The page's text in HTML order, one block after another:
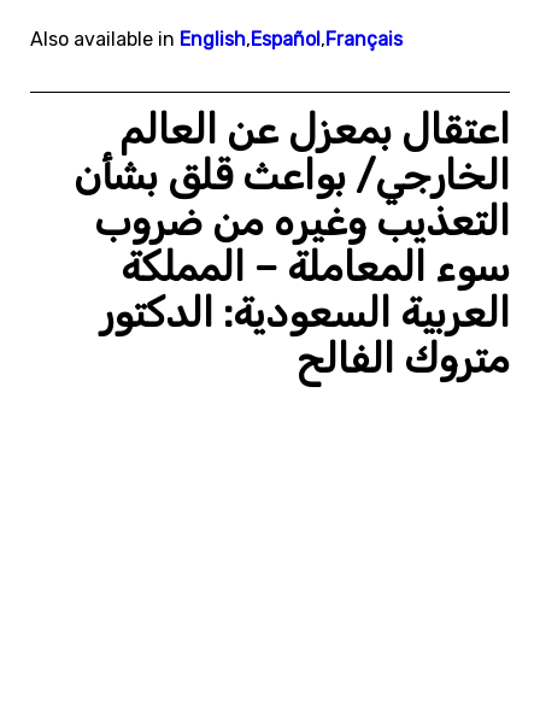
Also available in English,Español,Français
اعتقال بمعزل عن العالم
الخارجي/ بواعث قلق بشأن
التعذيب وغيره من ضروب
سوء المعاملة – المملكة
العربية السعودية: الدكتور
متروك الفالح